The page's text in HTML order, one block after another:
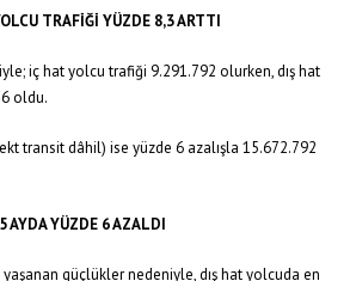
TRAFİĞİ YÜZDE 8,3 ARTTI
iç hat yolcu trafiği 9.291.792 olurken, dış hat
oldu.
transit dâhil) ise yüzde 6 azalışla 15.672.792
AYDA YÜZDE 6 AZALDI
güçlükler nedeniyle, dış hat yolcuda en